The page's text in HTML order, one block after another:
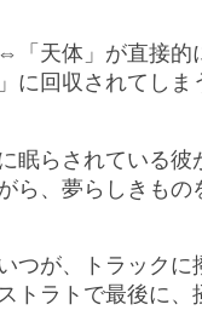
「天体」が直接的
に回収されてしま
眠らされている
ら、夢らしきもの
つが、トラック
トラトで最後に、